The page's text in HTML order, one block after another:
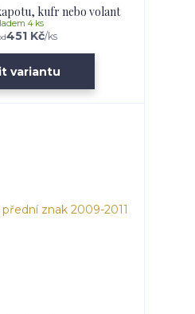
kufr nebo volant
451 Kč/ks
4 ks
variantu